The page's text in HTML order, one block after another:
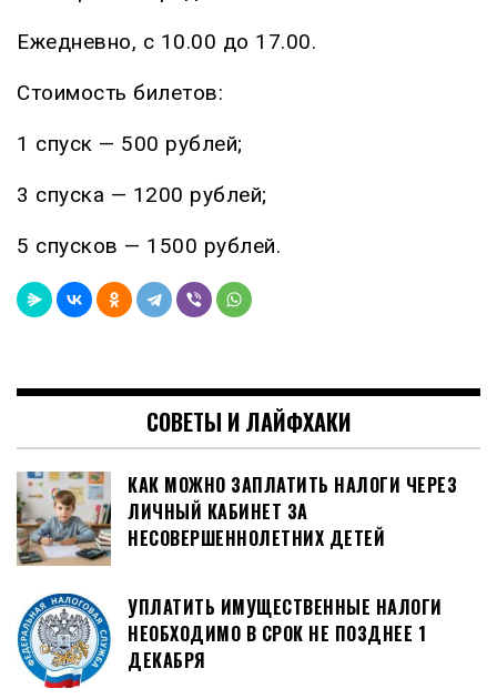
Ежедневно, с 10.00 до 17.00.
Стоимость билетов:
1 спуск — 500 рублей;
3 спуска — 1200 рублей;
5 спусков — 1500 рублей.
СОВЕТЫ И ЛАЙФХАКИ
КАК МОЖНО ЗАПЛАТИТЬ НАЛОГИ ЧЕРЕЗ
ЛИЧНЫЙ КАБИНЕТ ЗА
НЕСОВЕРШЕННОЛЕТНИХ ДЕТЕЙ
УПЛАТИТЬ ИМУЩЕСТВЕННЫЕ НАЛОГИ
НЕОБХОДИМО В СРОК НЕ ПОЗДНЕЕ 1
ДЕКАБРЯ